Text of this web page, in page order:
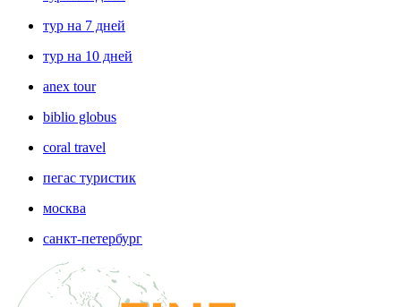
тур на 7 дней
тур на 10 дней
anex tour
biblio globus
coral travel
пегас туристик
москва
санкт-петербург